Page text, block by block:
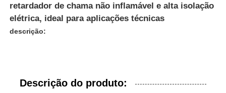
retardador de chama não inflamável e alta isolação
elétrica, ideal para aplicações técnicas
descrição:
Descrição do produto: